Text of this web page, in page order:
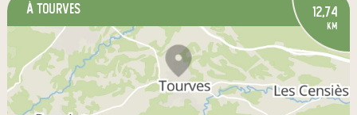
à Tourves 12,74
km